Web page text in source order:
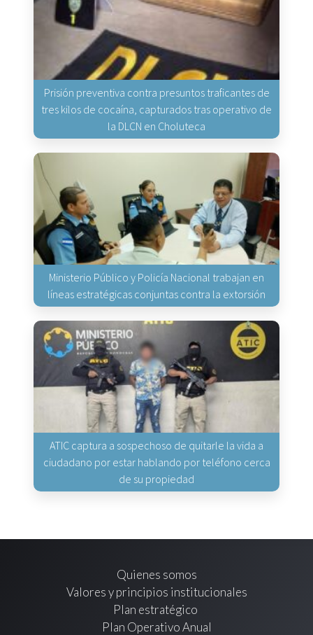
Prisión preventiva contra presuntos traficantes de
tres kilos de cocaína, capturados tras operativo de
la DLCN en Choluteca
Ministerio Público y Policía Nacional trabajan en
líneas estratégicas conjuntas contra la extorsión
ATIC captura a sospechoso de quitarle la vida a
ciudadano por estar hablando por teléfono cerca
de su propiedad
Quienes somos
Valores y principios institucionales
Plan estratégico
Plan Operativo Anual